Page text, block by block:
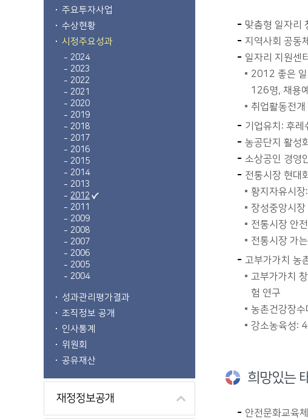
주요투자사업
수상현황
시정주요성과
2024
2023
2022
2021
2020
2019
2018
2017
2016
2015
2014
2013
2012
2011
2009
2008
2007
2006
2005
2004
성과관리평가결과
조직정보 공개
인사통계
위원회
공유재산
재정정보공개
맞춤형 일자리
지역사회 공동
일자리 지원센
2012 좋은
126명, 채용
취업활동전
기업유치: 후레
농공단지 활성
소상공인 경영
전통시장 현대
황지자유시
장성중앙시
전통시장 안
전통시장 가
고부가가치 농
고부가가치
험 연구
농촌건강장
강소농육성:
희망있는
안전문화교육